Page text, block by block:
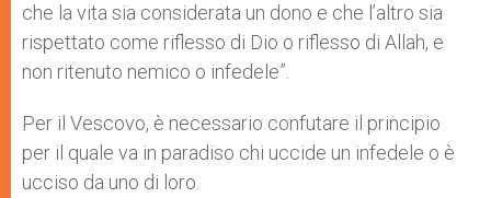
che la vita sia considerata un dono e che l’altro sia
rispettato come riflesso di Dio o riflesso di Allah, e
non ritenuto nemico o infedele”.
Per il Vescovo, è necessario confutare il principio
per il quale va in paradiso chi uccide un infedele o è
ucciso da uno di loro.